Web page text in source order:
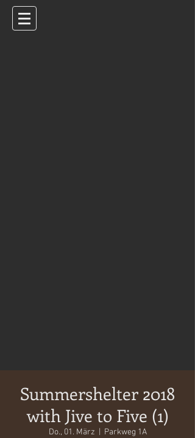
Summershelter 2018
with Jive to Five (1)
Do., 01. März Parkweg 1A